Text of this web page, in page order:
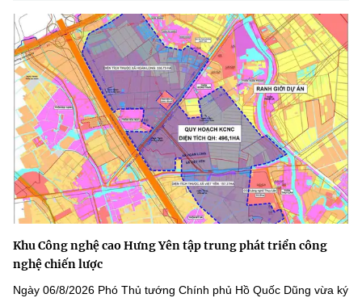
Khu Công nghệ cao Hưng Yên tập trung phát triển công
nghệ chiến lược
Ngày 06/8/2026 Phó Thủ tướng Chính phủ Hồ Quốc Dũng vừa ký